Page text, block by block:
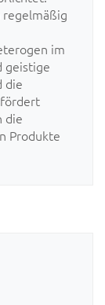
regelmäßig
im
geistige
die
die
Produkte